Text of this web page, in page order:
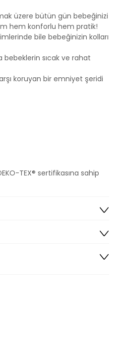
üzere bütün gün bebeğinizi
hem konforlu hem pratik!
bile bebeğinizin kolları
bebeklerin sıcak ve rahat
koruyan bir emniyet şeridi
TEX® sertifikasına sahip